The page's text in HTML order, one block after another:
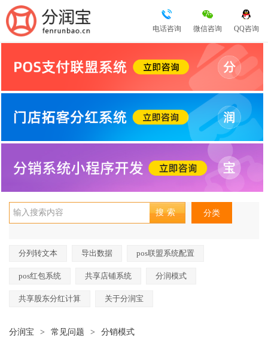
QQ咨询
微信咨询
电话咨询
分类
分列转文本 导出数据 pos联盟系统配置
pos红包系统 共享店铺系统 分润模式
共享股东分红计算 关于分润宝
分润宝 > 常见问题 > 分销模式